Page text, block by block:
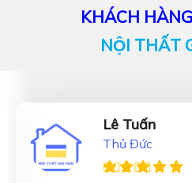
KHÁCH
NỘI THẤT
Lê Tuấn
Thủ Đức